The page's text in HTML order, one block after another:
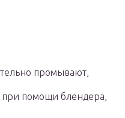
промывают,
помощи блендера,